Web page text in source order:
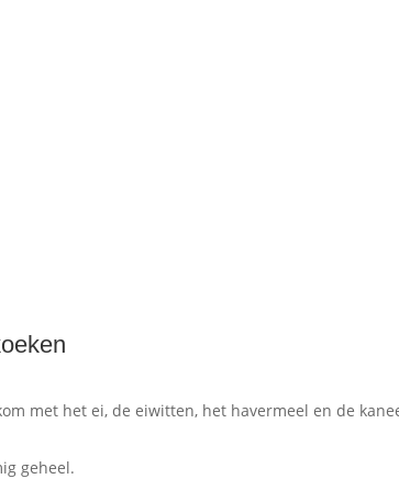
met het ei, de eiwitten, het havermeel en de
geheel.